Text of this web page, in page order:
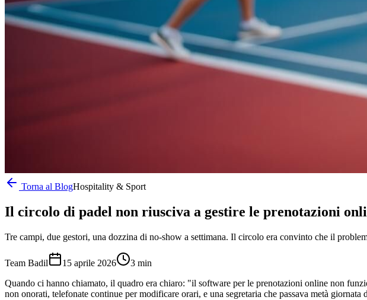
Torna al BlogHospitality & Sport
Il circolo di padel non riusciva a gestire le prenotazioni
Tre campi, due gestori, una dozzina di no-show a settimana. Il circolo era convinto che il
Team Badil 15 aprile 2026 3 min
Quando ci hanno chiamato, il quadro era chiaro: "il software per le prenotazioni online non
non onorati, telefonate continue per modificare orari, e una segretaria che passava metà